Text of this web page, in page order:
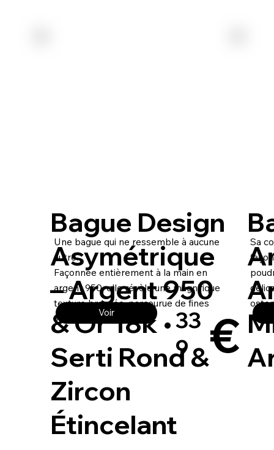
Bague Design
Asymétrique
– Argent 950
& Or 18k •
Serti Rond &
Zircon
Étincelant
Une bague qui ne ressemble à aucune
autre.
Façonnée entièrement à la main en
argent 950, elle révèle une magnifique
texture brossée, parcourue de fines
lignes rotatives.
Voir
33
9
€
Sa